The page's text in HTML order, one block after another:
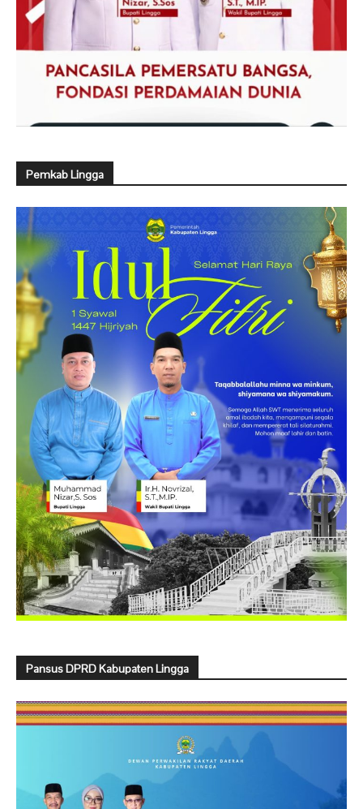
Pemkab Lingga
Pansus DPRD Kabupaten Lingga